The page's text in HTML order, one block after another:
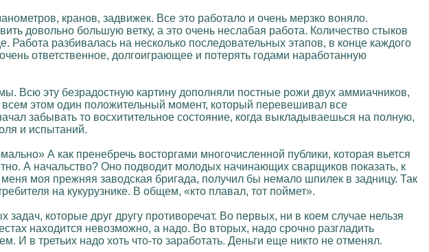
кранов, задвижек. Все это работало и очень мерзко воняло.
довольно большую ветку, а это очень неслабая работа. Количество стыков
разбивалась на несколько последовательных этапов, в конце каждого
ответственное, долгоиграющее и потерять годами наработанную
Всю эту безрадостную картину дополняли постные рожи двух аммиачников,
этом один положительный момент, который перевешивал все
забывать то восхитительное состояние, когда выкладываешься на полную,
и испытаний.
А как пренебречь восторгами многочисленной публики, которая вьется
А начальство? Оно подводит молодых начинающих сварщиков показать, к
моя прежняя заводская бригада, получил бы немало шпилек в задницу. Так
на кукурузнике. В общем, «кто плавал, тот поймет».
которые друг другу противоречат. Во первых, ни в коем случае нельзя
находится невозможно, а надо. Во вторых, надо срочно разгладить
в третьих надо хоть что-то заработать. Деньги еще никто не отменял.